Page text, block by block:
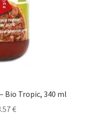
Bio Tropic, 340 ml
€